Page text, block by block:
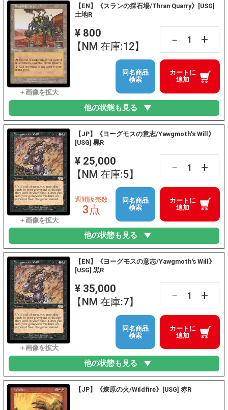
【EN】《スランの採石場/Thran Quarry》[USG]
土地R
¥ 800
【NM 在庫:12】
－ +
カートに
追加
同名商品
検索
他の状態も見る
【JP】《ヨーグモスの意志/Yawgmoth's Will》
[USG] 黒R
¥ 25,000
【NM 在庫:5】
－ +
カートに
追加
週間販売数
3点
同名商品
検索
他の状態も見る
【EN】《ヨーグモスの意志/Yawgmoth's Will》
[USG] 黒R
¥ 35,000
【NM 在庫:7】
－ +
カートに
追加
同名商品
検索
他の状態も見る
【JP】《燎原の火/Wildfire》[USG] 赤R